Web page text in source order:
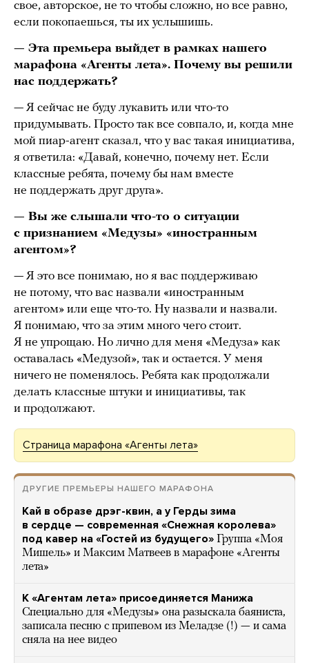
свое, авторское, не то чтобы сложно, но все равно,
если покопаешься, ты их услышишь.
— Эта премьера выйдет в рамках нашего
марафона «Агенты лета». Почему вы решили
нас поддержать?
— Я сейчас не буду лукавить или что-то
придумывать. Просто так все совпало, и, когда мне
мой пиар-агент сказал, что у вас такая инициатива,
я ответила: «Давай, конечно, почему нет. Если
классные ребята, почему бы нам вместе
не поддержать друг друга».
— Вы же слышали что-то о ситуации
с признанием «Медузы» «иностранным
агентом»?
— Я это все понимаю, но я вас поддерживаю
не потому, что вас назвали «иностранным
агентом» или еще что-то. Ну назвали и назвали.
Я понимаю, что за этим много чего стоит.
Я не упрощаю. Но лично для меня «Медуза» как
оставалась «Медузой», так и остается. У меня
ничего не поменялось. Ребята как продолжали
делать классные штуки и инициативы, так
и продолжают.
Страница марафона «Агенты лета»
ДРУГИЕ ПРЕМЬЕРЫ НАШЕГО МАРАФОНА
Кай в образе дрэг-квин, а у Герды зима
в сердце — современная «Снежная королева»
под кавер на «Гостей из будущего» Группа «Моя
Мишель» и Максим Матвеев в марафоне «Агенты
лета»
К «Агентам лета» присоединяется Манижа
Специально для «Медузы» она разыскала баяниста,
записала песню с припевом из Меладзе (!) — и сама
сняла на нее видео